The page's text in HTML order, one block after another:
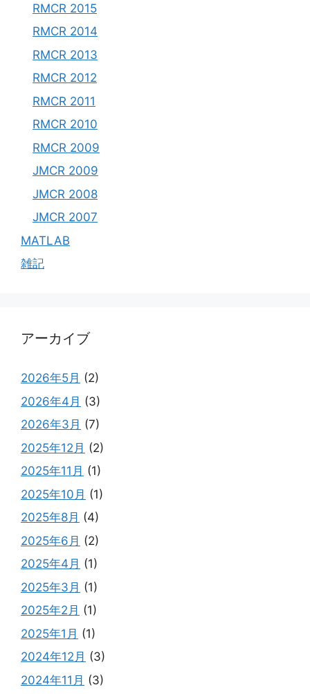
RMCR 2015
RMCR 2014
RMCR 2013
RMCR 2012
RMCR 2011
RMCR 2010
RMCR 2009
JMCR 2009
JMCR 2008
JMCR 2007
MATLAB
雑記
アーカイブ
2026年5月 (2)
2026年4月 (3)
2026年3月 (7)
2025年12月 (2)
2025年11月 (1)
2025年10月 (1)
2025年8月 (4)
2025年6月 (2)
2025年4月 (1)
2025年3月 (1)
2025年2月 (1)
2025年1月 (1)
2024年12月 (3)
2024年11月 (3)